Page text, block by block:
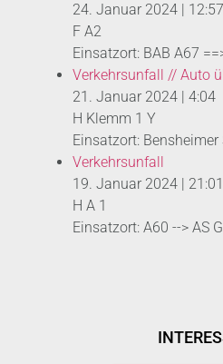
24. Januar 2024 | 12:57
F A2
Einsatzort: BAB A67
Verkehrsunfall // Auto
21. Januar 2024 | 4:04
H Klemm 1 Y
Einsatzort: Bensheimer
Verkehrsunfall
19. Januar 2024 | 21:01
H A 1
Einsatzort: A60 --> AS